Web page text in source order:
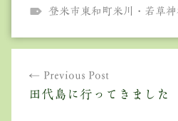
登米市東和町米川・若草神
Previous Post
田代島に行ってきました